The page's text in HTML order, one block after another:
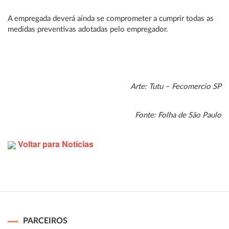
A empregada deverá ainda se comprometer a cumprir todas as
medidas preventivas adotadas pelo empregador.
Arte: Tutu – Fecomercio SP
Fonte: Folha de São Paulo
Voltar para Notícias
PARCEIROS